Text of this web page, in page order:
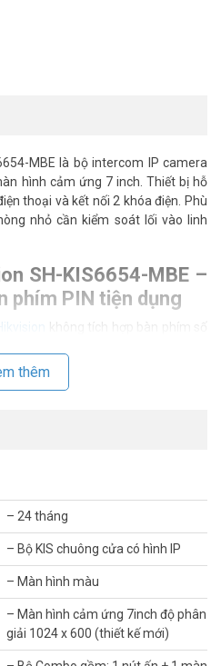
MBE là bộ intercom IP camera
hình cảm ứng 7 inch. Thiết bị hỗ
thoại và kết nối 2 khóa điện. Phù
nhỏ cần kiểm soát lối vào linh
SH-KIS6654-MBE –
phím PIN tiện dụng
không tích hợp bàn phím số
tích hợp sẵn. Người dùng mở cửa
từ hay chìa khóa vật lý. Đây là tiện
thêm
– 24 tháng
– Bộ KIS chuông cửa có hình IP
– Màn hình màu
– Màn hình cảm ứng 7inch độ phân
giải 1024 x 600 (thiết kế mới)